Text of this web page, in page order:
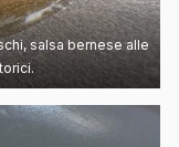
salsa bernese alle